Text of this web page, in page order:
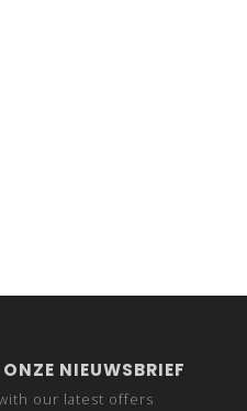
NIEUWSBRIEF
our latest offers